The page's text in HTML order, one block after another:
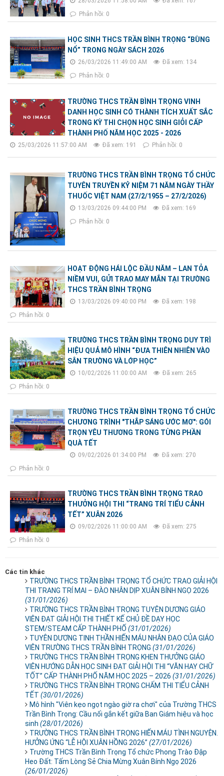
Phản hồi: 0
HỌC SINH THCS TRẦN BÌNH TRỌNG “BÙNG
NỔ” TRONG NGÀY SÁCH 2026
26/03/2026 11:49:00 AM
Đã xem: 134
Phản hồi: 0
TRƯỜNG THCS TRẦN BÌNH TRỌNG VINH
DANH HỌC SINH CÓ THÀNH TÍCH XUẤT SẮC
TRONG KỲ THI CHỌN HỌC SINH GIỎI CẤP
THÀNH PHỐ NĂM HỌC 2025 - 2026
25/03/2026 11:57:00 AM Đã xem: 191 Phản hồi: 0
TRƯỜNG THCS TRẦN BÌNH TRỌNG TỔ CHỨC
TUYÊN TRUYỀN KỶ NIỆM 71 NĂM NGÀY THẦY
THUỐC VIỆT NAM (27/2/1955 – 27/2/2026)
13/03/2026 09:44:00 PM
Đã xem: 169
Phản hồi: 0
HOẠT ĐỘNG HÁI LỘC ĐẦU NĂM – LAN TỎA
NIỀM VUI, GỬI TRAO MAY MẮN TẠI TRƯỜNG
THCS TRẦN BÌNH TRỌNG
13/03/2026 09:40:00 PM
Đã xem: 198
Phản hồi: 0
TRƯỜNG THCS TRẦN BÌNH TRỌNG DUY TRÌ
HIỆU QUẢ MÔ HÌNH “ĐƯA THIÊN NHIÊN VÀO
SÂN TRƯỜNG VÀ LỚP HỌC”
10/02/2026 11:00:00 AM
Đã xem: 265
Phản hồi: 0
TRƯỜNG THCS TRẦN BÌNH TRỌNG TỔ CHỨC
CHƯƠNG TRÌNH "THẮP SÁNG ƯỚC MƠ": GÓI
TRỌN YÊU THƯƠNG TRONG TỪNG PHẦN
QUÀ TẾT
09/02/2026 01:34:00 PM
Đã xem: 270
Phản hồi: 0
TRƯỜNG THCS TRẦN BÌNH TRỌNG TRAO
THƯỞNG HỘI THI “TRANG TRÍ TIỂU CẢNH
TẾT” XUÂN 2026
09/02/2026 11:00:00 AM
Đã xem: 275
Phản hồi: 0
Các tin khác
TRƯỜNG THCS TRẦN BÌNH TRỌNG TỔ CHỨC TRAO GIẢI HỘI
THI TRANG TRÍ MAI – ĐÀO NHÂN DỊP XUÂN BÍNH NGỌ 2026
(31/01/2026)
TRƯỜNG THCS TRẦN BÌNH TRỌNG TUYÊN DƯƠNG GIÁO
VIÊN ĐẠT GIẢI HỘI THI THIẾT KẾ CHỦ ĐỀ DẠY HỌC
STEM/STEAM CẤP THÀNH PHỐ (31/01/2026)
TUYÊN DƯƠNG TINH THẦN HIẾN MÁU NHÂN ĐẠO CỦA GIÁO
VIÊN TRƯỜNG THCS TRẦN BÌNH TRỌNG (31/01/2026)
TRƯỜNG THCS TRẦN BÌNH TRỌNG KHEN THƯỞNG GIÁO
VIÊN HƯỚNG DẪN HỌC SINH ĐẠT GIẢI HỘI THI “VĂN HAY CHỮ
TỐT” CẤP THÀNH PHỐ NĂM HỌC 2025 – 2026 (31/01/2026)
TRƯỜNG THCS TRẦN BÌNH TRỌNG CHẤM THI TIỂU CẢNH
TẾT (30/01/2026)
Mô hình "Viên kẹo ngọt ngào giờ ra chơi" của Trường THCS
Trần Bình Trọng: Cầu nối gắn kết giữa Ban Giám hiệu và học
sinh (28/01/2026)
TRƯỜNG THCS TRẦN BÌNH TRỌNG HIẾN MÁU TÌNH NGUYỆN.
HƯỞNG ỨNG “LỄ HỘI XUÂN HỒNG 2026” (27/01/2026)
Trường THCS Trần Bình Trọng Tổ chức Phong Trào Đập
Heo Đất: Tấm Lòng Sẻ Chia Mừng Xuân Bính Ngọ 2026
(26/01/2026)